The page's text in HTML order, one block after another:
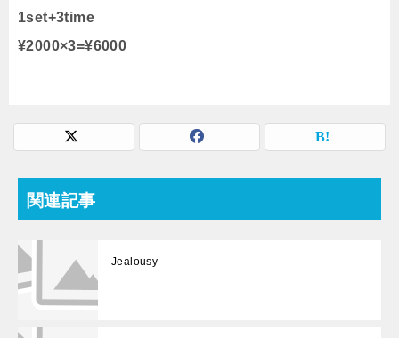
1set+3time
¥2000×3=¥6000
関連記事
Jealousy